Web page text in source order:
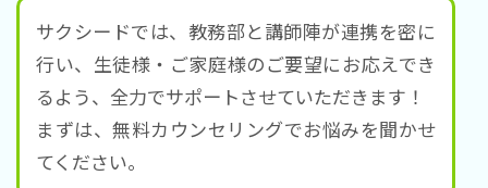
サクシードでは、教務部と講師陣が連携を密に
行い、生徒様・ご家庭様のご要望にお応えでき
るよう、全力でサポートさせていただきます！
まずは、無料カウンセリングでお悩みを聞かせ
てください。